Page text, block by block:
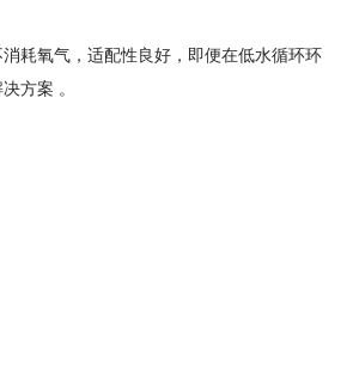
耗氧气，适配性良好，即便在低水循环环
方案 。